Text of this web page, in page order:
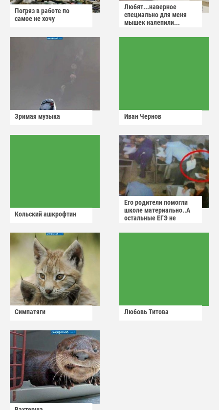
Погряз в работе по
самое не хочу
Любят...наверное
специально для меня
мышек налепили...
Зримая музыка Иван Чернов
Кольский ашкрофтин
Его родители помогли
школе материально..А
остальные ЕГЭ не
Симпатяги Любовь Титова